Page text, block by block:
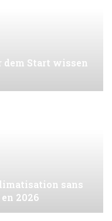
dem Start wissen
sans
2026